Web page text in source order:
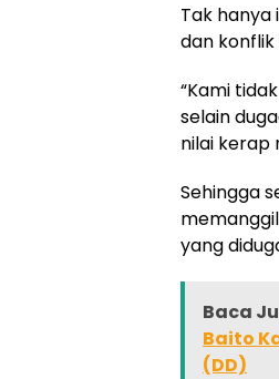
Tak hanya
dan
“Kami
selain
nilai kerap
Sehingga
yang
Baca
Baito
(DD)